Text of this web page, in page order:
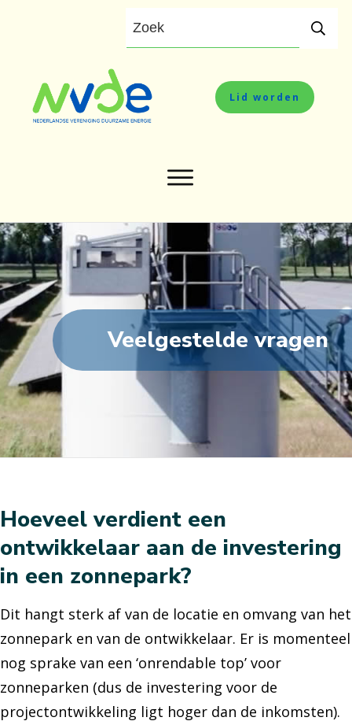
Lid worden
Veelgestelde vragen
Hoeveel verdient een
ontwikkelaar aan de investering
in een zonnepark?
Dit hangt sterk af van de locatie en omvang van het
zonnepark en van de ontwikkelaar. Er is momenteel
nog sprake van een ‘onrendable top’ voor
zonneparken (dus de investering voor de
projectontwikkeling ligt hoger dan de inkomsten).